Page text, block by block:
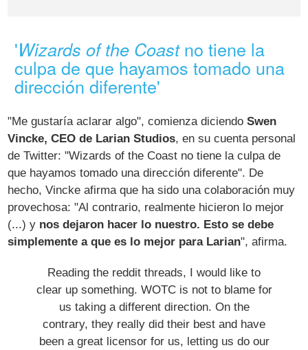
'Wizards of the Coastno tiene la
culpa de que hayamos tomado una
dirección diferente'
"Me gustaría aclarar algo", comienza diciendoSwen
Vincke, CEO de Larian Studios, en su cuenta personal
de Twitter: "Wizards of the Coast no tiene la culpa de
que hayamos tomado una dirección diferente". De
hecho, Vincke afirma que ha sido una colaboración muy
provechosa: "Al contrario, realmente hicieron lo mejor
(...) y nos dejaron hacer lo nuestro. Esto se debe
simplemente a que es lo mejor para Larian", afirma.
Reading the reddit threads, I would like to
clear up something. WOTC is not to blame for
us taking a different direction. On the
contrary, they really did their best and have
been a great licensor for us, letting us do our